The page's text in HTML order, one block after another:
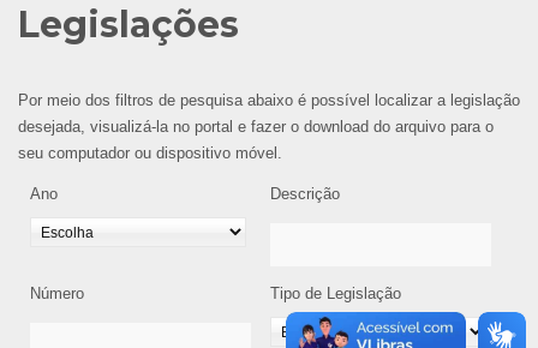
Legislações
Por meio dos filtros de pesquisa abaixo é possível localizar a legislação
desejada, visualizá-la no portal e fazer o download do arquivo para o
seu computador ou dispositivo móvel.
Ano Descrição
Número Tipo de Legislação